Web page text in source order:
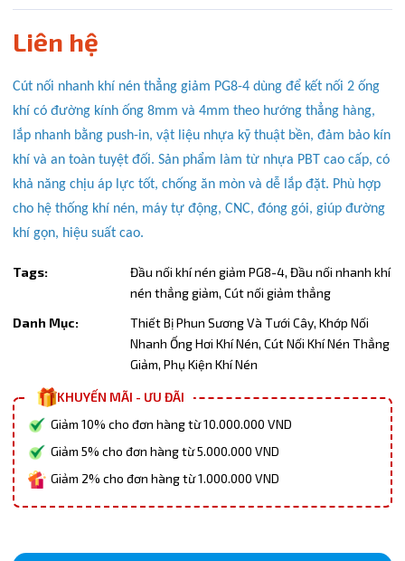
Liên hệ
Cút nối nhanh khí nén thẳng giảm PG8-4 dùng để kết nối 2 ống
khí có đường kính ống 8mm và 4mm theo hướng thẳng hàng,
lắp nhanh bằng push-in, vật liệu nhựa kỹ thuật bền, đảm bảo kín
khí và an toàn tuyệt đối. Sản phẩm làm từ nhựa PBT cao cấp, có
khả năng chịu áp lực tốt, chống ăn mòn và dễ lắp đặt. Phù hợp
cho hệ thống khí nén, máy tự động, CNC, đóng gói, giúp đường
khí gọn, hiệu suất cao.
Tags: Đầu nối khí nén giảm PG8-4, Đầu nối nhanh khí
nén thẳng giảm, Cút nối giảm thẳng
Danh Mục:
Thiết Bị Phun Sương Và Tưới Cây, Khớp Nối
Nhanh Ống Hơi Khí Nén, Cút Nối Khí Nén Thẳng
Giảm, Phụ Kiện Khí Nén
KHUYẾN MÃI - ƯU ĐÃI
Giảm 10% cho đơn hàng từ 10.000.000 VND
Giảm 5% cho đơn hàng từ 5.000.000 VND
Giảm 2% cho đơn hàng từ 1.000.000 VND
Điều kiện:
Copy mã và nhập mã ở trang